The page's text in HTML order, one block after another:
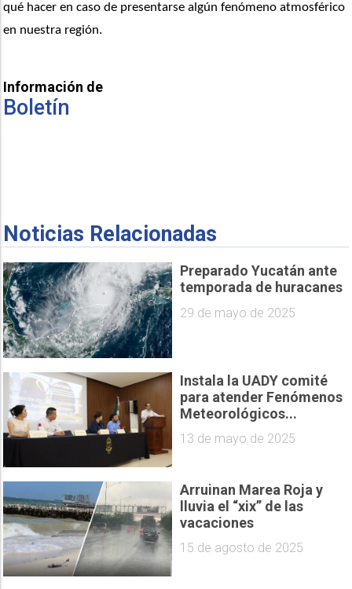
qué hacer en caso de presentarse algún fenómeno atmosférico
en nuestra región.
Información de
Boletín
Noticias Relacionadas
Preparado Yucatán ante
temporada de huracanes
29 de mayo de 2025
Instala la UADY comité
para atender Fenómenos
Meteorológicos...
13 de mayo de 2025
Arruinan Marea Roja y
lluvia el “xix” de las
vacaciones
15 de agosto de 2025